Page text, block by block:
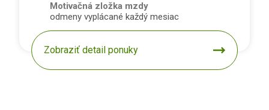
Motivačná zložka mzdy
odmeny vyplácané každý mesiac
Zobraziť detail ponuky